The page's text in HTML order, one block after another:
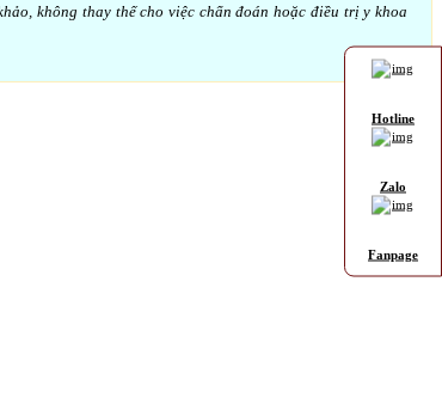
không thay thế cho việc chẩn đoán hoặc điều trị y khoa
Hotline
Zalo
Fanpage